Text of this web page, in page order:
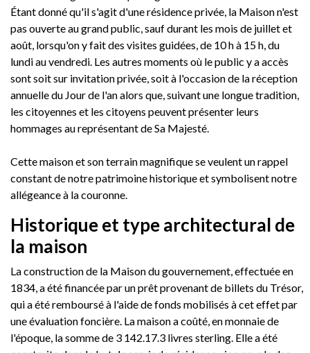
Étant donné qu'il s'agit d'une résidence privée, la Maison n'est
pas ouverte au grand public, sauf durant les mois de juillet et
août, lorsqu'on y fait des visites guidées, de 10 h à 15 h, du
lundi au vendredi. Les autres moments où le public y a accès
sont soit sur invitation privée, soit à l'occasion de la réception
annuelle du Jour de l'an alors que, suivant une longue tradition,
les citoyennes et les citoyens peuvent présenter leurs
hommages au représentant de Sa Majesté.
Cette maison et son terrain magnifique se veulent un rappel
constant de notre patrimoine historique et symbolisent notre
allégeance à la couronne.
Historique et type architectural de
la maison
La construction de la Maison du gouvernement, effectuée en
1834, a été financée par un prêt provenant de billets du Trésor,
qui a été remboursé à l'aide de fonds mobilisés à cet effet par
une évaluation foncière. La maison a coûté, en monnaie de
l'époque, la somme de 3 142.17.3 livres sterling. Elle a été